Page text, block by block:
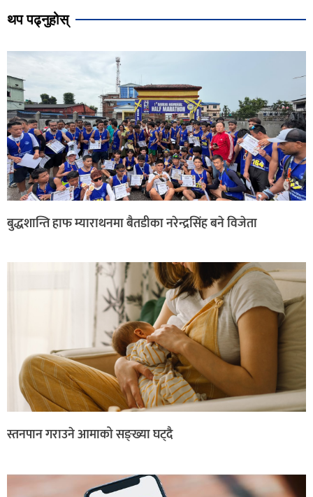
थप पढ्नुहोस्
बुद्धशान्ति हाफ म्याराथनमा बैतडीका नरेन्द्रसिंह बने विजेता
स्तनपान गराउने आमाको सङ्ख्या घट्दै